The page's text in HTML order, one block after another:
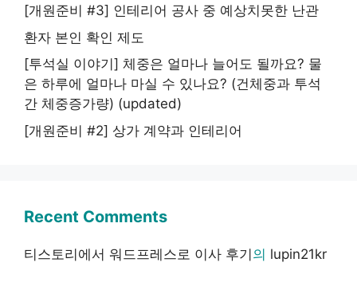
[개원준비 #3] 인테리어 공사 중 예상치못한 난관
환자 본인 확인 제도
[투석실 이야기] 체중은 얼마나 늘어도 될까요? 물
은 하루에 얼마나 마실 수 있나요? (건체중과 투석
간 체중증가량) (updated)
[개원준비 #2] 상가 계약과 인테리어
Recent Comments
티스토리에서 워드프레스로 이사 후기의 lupin21kr